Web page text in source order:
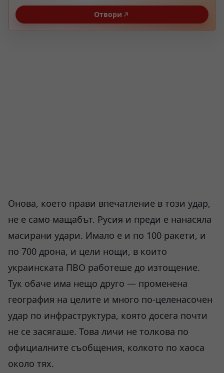
Отвори
Онова, което прави впечатление в този удар,
не е само мащабът. Русия и преди е нанасяла
масирани удари. Имало е и по 100 ракети, и
по 700 дрона, и цели нощи, в които
украинската ПВО работеше до изтощение.
Тук обаче има нещо друго — променена
география на целите и много по-целенасочен
удар по инфраструктура, която досега почти
не се засягаше. Това личи не толкова по
официалните съобщения, колкото по хаоса
около тях.